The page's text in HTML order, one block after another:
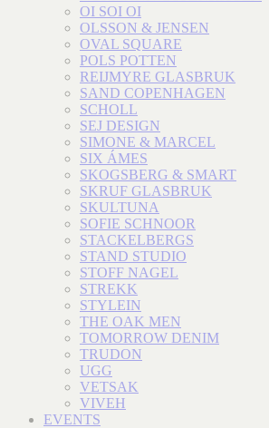
OI SOI OI
OLSSON & JENSEN
OVAL SQUARE
POLS POTTEN
REIJMYRE GLASBRUK
SAND COPENHAGEN
SCHOLL
SEJ DESIGN
SIMONE & MARCEL
SIX ÁMES
SKOGSBERG & SMART
SKRUF GLASBRUK
SKULTUNA
SOFIE SCHNOOR
STACKELBERGS
STAND STUDIO
STOFF NAGEL
STREKK
STYLEIN
THE OAK MEN
TOMORROW DENIM
TRUDON
UGG
VETSAK
VIVEH
EVENTS